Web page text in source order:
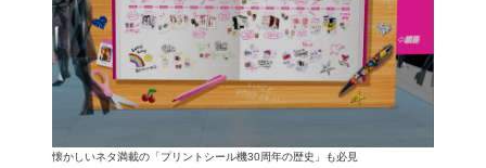
懐かしいネタ満載の「プリントシール機30周年の歴史」も必見